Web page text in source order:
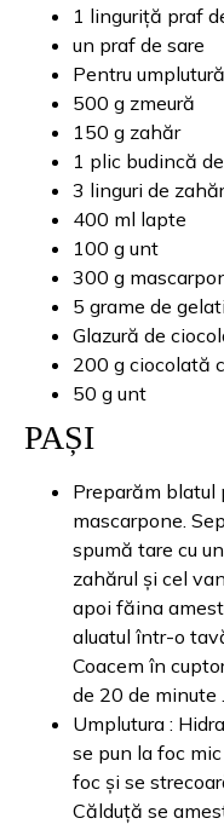
1 linguriță praf
un praf de sare
Pentru
500 g zmeură
150 g zahăr
1 plic budincă
3 linguri de zahăr
400 ml lapte
100 g unt
300 g
5 grame de
Glazură de
200 g ciocolată
50 g unt
PAȘI
Preparăm blatul
mascarpone.
spumă tare cu
zahărul și cel
apoi făina
aluatul într-o
Coacem în
de 20 de minute
Umplutura :
se pun la foc
foc și se
Călduță se